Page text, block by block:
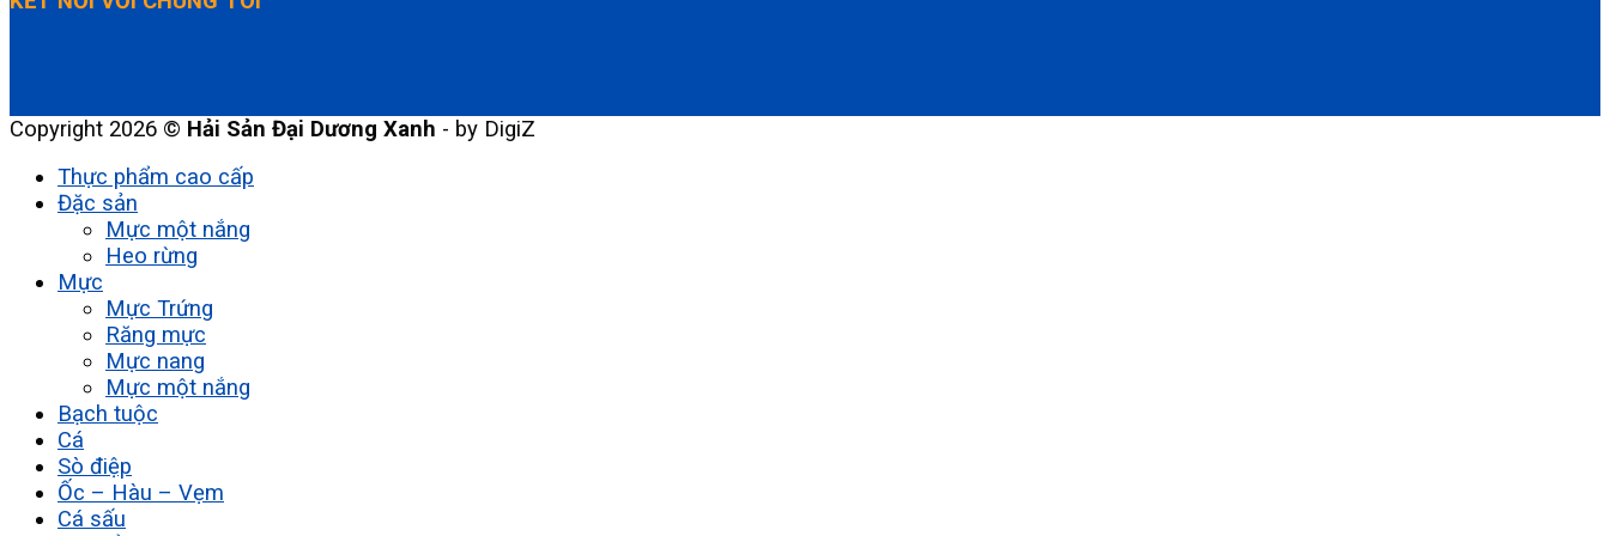
Copyright 2026 © Hải Sản Đại Dương Xanh - by DigiZ
Thực phẩm cao cấp
Đặc sản
Mực một nắng
Heo rừng
Mực
Mực Trứng
Răng mực
Mực nang
Mực một nắng
Bạch tuộc
Cá
Sò điệp
Ốc – Hàu – Vẹm
Cá sấu